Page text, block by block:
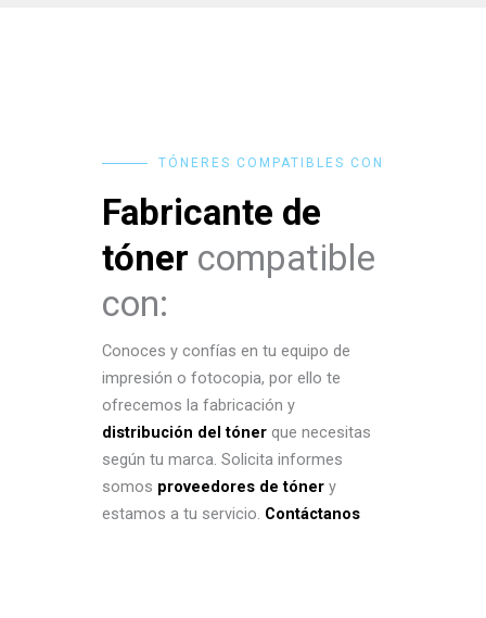
TÓNERES COMPATIBLES CON
Fabricante de
tóner compatible
con:
Conoces y confías en tu equipo de
impresión o fotocopia, por ello te
ofrecemos la fabricación y
distribución del tóner que necesitas
según tu marca. Solicita informes
somos proveedores de tóner y
estamos a tu servicio. Contáctanos